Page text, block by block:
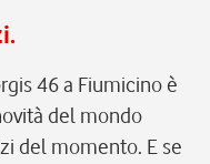
46 a Fiumicino è
del mondo
del momento. E se